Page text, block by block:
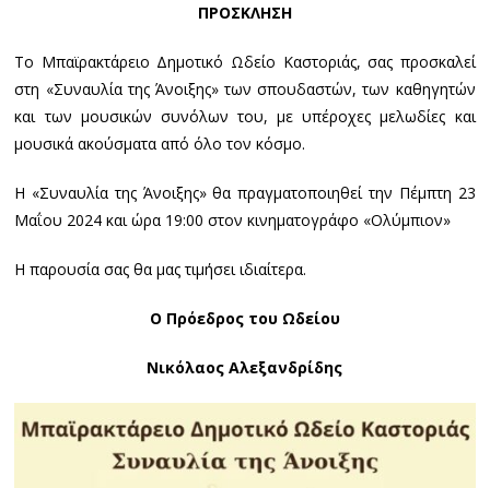
ΠΡΟΣΚΛΗΣΗ
Το Μπαϊρακτάρειο Δημοτικό Ωδείο Καστοριάς, σας προσκαλεί
στη «Συναυλία της Άνοιξης» των σπουδαστών, των καθηγητών
και των μουσικών συνόλων του, με υπέροχες μελωδίες και
μουσικά ακούσματα από όλο τον κόσμο.
Η «Συναυλία της Άνοιξης» θα πραγματοποιηθεί την Πέμπτη 23
Μαΐου 2024 και ώρα 19:00 στον κινηματογράφο «Ολύμπιον»
Η παρουσία σας θα μας τιμήσει ιδιαίτερα.
Ο Πρόεδρος του Ωδείου
Νικόλαος Αλεξανδρίδης